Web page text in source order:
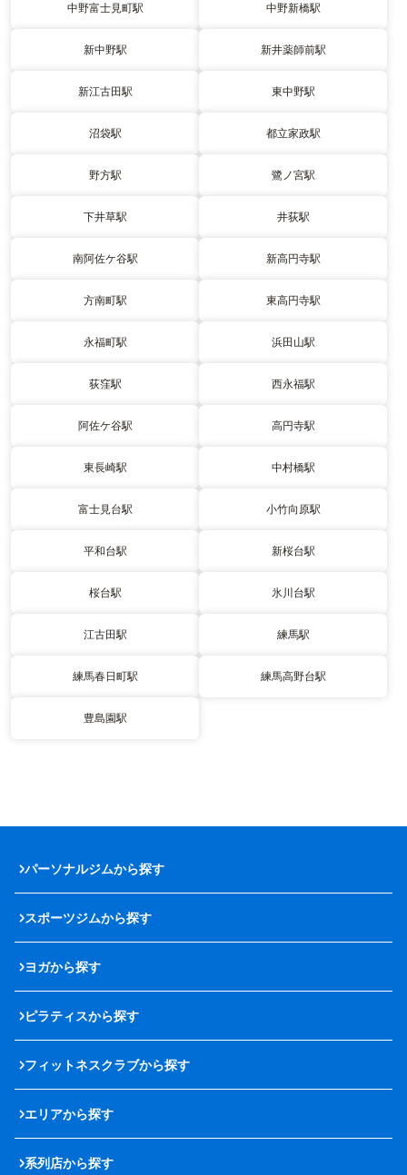
中野富士見町駅 中野新橋駅
新中野駅 新井薬師前駅
新江古田駅 東中野駅
沼袋駅 都立家政駅
野方駅 鷺ノ宮駅
下井草駅 井荻駅
南阿佐ケ谷駅 新高円寺駅
方南町駅 東高円寺駅
永福町駅 浜田山駅
荻窪駅 西永福駅
阿佐ケ谷駅 高円寺駅
東長崎駅 中村橋駅
富士見台駅 小竹向原駅
平和台駅 新桜台駅
桜台駅 氷川台駅
江古田駅 練馬駅
練馬春日町駅 練馬高野台駅
豊島園駅
パーソナルジムから探す
スポーツジムから探す
ヨガから探す
ピラティスから探す
フィットネスクラブから探す
エリアから探す
系列店から探す